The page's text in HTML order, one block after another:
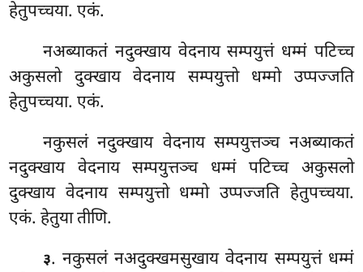
हेतुपच्चया. एकं.
नअब्याकतं नदुक्खाय वेदनाय सम्पयुत्तं धम्मं पटिच्च
अकुसलो दुक्खाय वेदनाय सम्पयुत्तो धम्मो उप्पज्जति
हेतुपच्चया. एकं.
नकुसलं नदुक्खाय वेदनाय सम्पयुत्तञ्च नअब्याकतं
नदुक्खाय वेदनाय सम्पयुत्तञ्च धम्मं पटिच्च अकुसलो
दुक्खाय वेदनाय सम्पयुत्तो धम्मो उप्पज्जति हेतुपच्चया.
एकं. हेतुया तीणि.
३. नकुसलं नअदुक्खमसुखाय वेदनाय सम्पयुत्तं धम्मं